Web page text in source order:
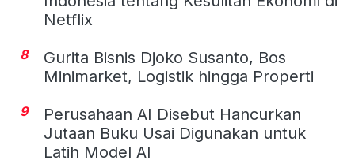
Netflix
8
Gurita Bisnis Djoko Susanto, Bos
Minimarket, Logistik hingga Properti
9
Perusahaan AI Disebut Hancurkan
Jutaan Buku Usai Digunakan untuk
Latih Model AI